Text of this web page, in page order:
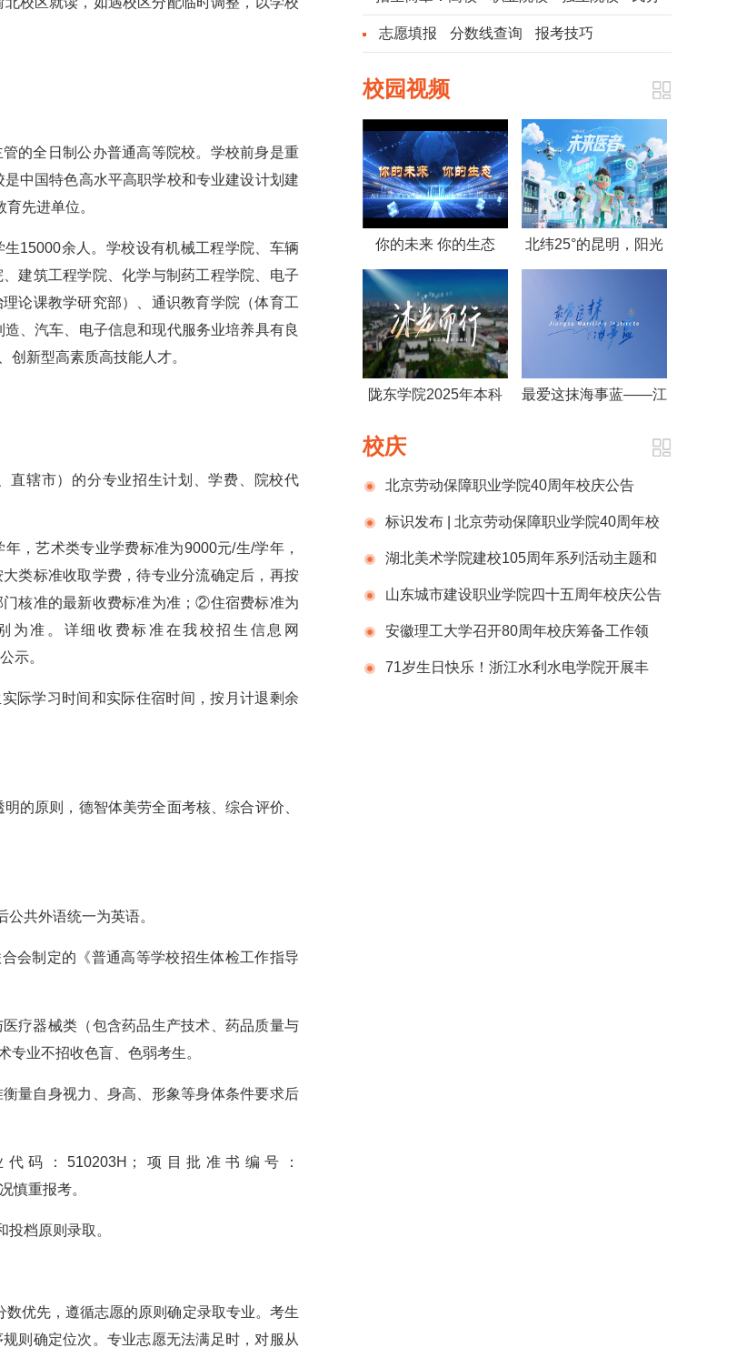
的全日制公办普通高等院校。学校前身是重
中国特色高水平高职学校和专业建设计划建
先进单位。
15000余人。学校设有机械工程学院、车辆
建筑工程学院、化学与制药工程学院、电子
论课教学研究部）、通识教育学院（体育工
、汽车、电子信息和现代服务业培养具有良
新型高素质高技能人才。
直辖市）的分专业招生计划、学费、院校代
，艺术类专业学费标准为9000元/生/学年，
类标准收取学费，待专业分流确定后，再按
核准的最新收费标准为准；②住宿费标准为
为准。详细收费标准在我校招生信息网
示。
际学习时间和实际住宿时间，按月计退剩余
的原则，德智体美劳全面考核、综合评价、
共外语统一为英语。
会制定的《普通高等学校招生体检工作指导
疗器械类（包含药品生产技术、药品质量与
业不招收色盲、色弱考生。
量自身视力、身高、形象等身体条件要求后
码：510203H；项目批准书编号：
慎重报考。
档原则录取。
数优先，遵循志愿的原则确定录取专业。考生
则确定位次。专业志愿无法满足时，对服从
院校志愿填报 分数线查询 报考技巧
校园视频
你的未来 你的生态
——湖北生态工程职业
技术学院2025生态宣
传片
北纬25°的昆明，阳光
者，医路启航——《未
来医者》2025云南医
荣耀启幕
陇东学院2025年本科
行》正式发布！
最爱这抹海事蓝——江
校庆
北京劳动保障职业学院40周年校庆公告
（第一号）
标识发布 | 北京劳动保障职业学院40周年校
庆标识揭晓！
湖北美术学院建校105周年系列活动主题和
视觉形象发布
山东城市建设职业学院四十五周年校庆公告
（第1号）
安徽理工大学召开80周年校庆筹备工作领
导组办公室会议
71岁生日快乐！浙江水利水电学院开展丰